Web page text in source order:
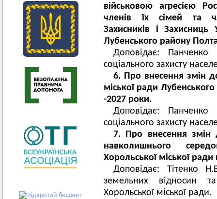
військовою агресією
членів їх сімей та
Захисників і Захисниць
Лубенського району
Доповідає:
соціального захисту
6. Про внесення змін
міської ради
-2027 роки.
Доповідає:
соціального захисту
7. Про внесення змін
навколишнього
Хорольської міської
Доповідає: Тітенко
земельних відносин
Хорольської міської ради.